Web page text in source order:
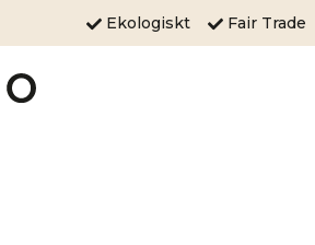
Ekologiskt Fair Trade